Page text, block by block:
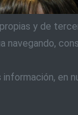
y de
navegando,
en